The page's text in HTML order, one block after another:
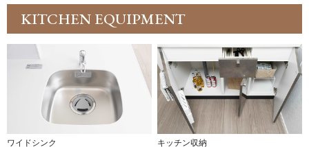
KITCHEN EQUIPMENT
ワイドシンク キッチン収納